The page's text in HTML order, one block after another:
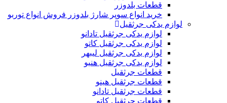
قطعات بلدوزر
خرید انواع سوپر شارژ بلدوزر فروش انواع توربو
لوازم یدکی جرثقیل
لوازم یدکی جرثقیل تادانو
لوازم یدکی جرثقیل کاتو
لوازم یدکی جرثقیل لیبهر
لوازم یدکی جرثقیل هنیو
قطعات جرثقیل
قطعات جرثقیل هینو
قطعات جرثقیل تادانو
قطعات جرثقیل کاتو